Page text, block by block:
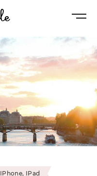
IPhone, IPad